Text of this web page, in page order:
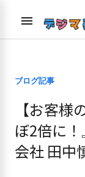
menu
ブログ記事
【お客
ぼ2倍に
会社 田中